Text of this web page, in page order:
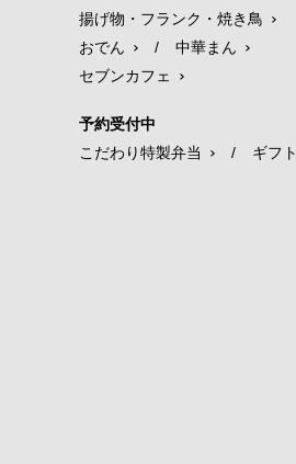
揚げ物・フランク・焼き鳥
おでん
/
中華まん
セブンカフェ
予約受付中
こだわり特製弁当
/ ギフト